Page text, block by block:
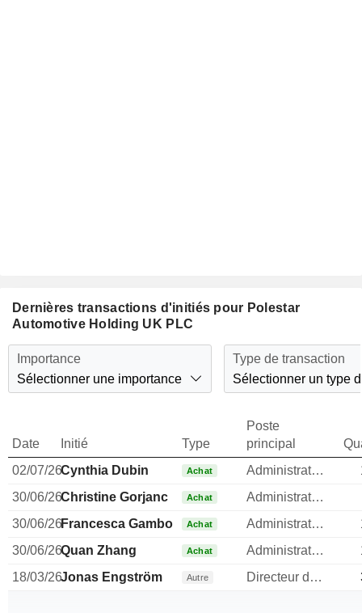
Dernières transactions d'initiés pour Polestar
Automotive Holding UK PLC
Importance
Sélectionner une importance
Type de transaction
Sélectionner un type
Date Initié Type
Poste
principal
02/07/26Cynthia Dubin Achat Administrateur
30/06/26Christine Gorjanc Achat
Administrateur
30/06/26Francesca Gamboni Achat Administrateur
30/06/26Quan Zhang Achat Administrateur
18/03/26Jonas Engström Autre Directeur des operations